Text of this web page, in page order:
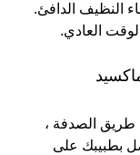
النظيف الدافئ.
العادي.
الصدفة ،
بطبيبك على